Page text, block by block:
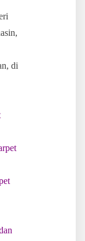
di